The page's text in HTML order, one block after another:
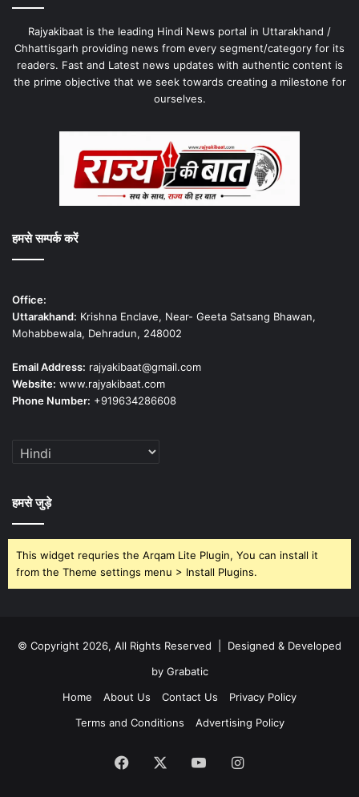
Rajyakibaat is the leading Hindi News portal in Uttarakhand /
Chhattisgarh providing news from every segment/category for its
readers. Fast and Latest news updates with authentic content is
the prime objective that we seek towards creating a milestone for
ourselves.
हमसे सम्पर्क करें
Office:
Uttarakhand: Krishna Enclave, Near- Geeta Satsang Bhawan,
Mohabbewala, Dehradun, 248002
Email Address: rajyakibaat@gmail.com
Website: www.rajyakibaat.com
Phone Number: +919634286608
हमसे जुड़े
This widget requries the Arqam Lite Plugin, You can install it
from the Theme settings menu > Install Plugins.
© Copyright 2026, All Rights Reserved | Designed & Developed
by Grabatic
Home
About Us Contact Us
Privacy Policy
Terms and Conditions
Advertising Policy
Facebook YouTubeInstagram